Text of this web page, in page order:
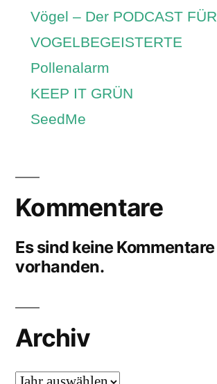
Vögel – Der PODCAST FÜR
VOGELBEGEISTERTE
Pollenalarm
KEEP IT GRÜN
SeedMe
Kommentare
Es sind keine Kommentare
vorhanden.
Archiv
Archiv